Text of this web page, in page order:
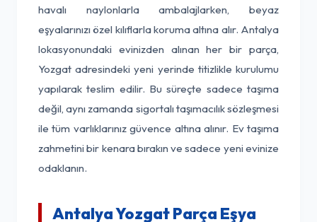
havalı naylonlarla ambalajlarken, beyaz
eşyalarınızı özel kılıflarla koruma altına alır. Antalya
lokasyonundaki evinizden alınan her bir parça,
Yozgat adresindeki yeni yerinde titizlikle kurulumu
yapılarak teslim edilir. Bu süreçte sadece taşıma
değil, aynı zamanda sigortalı taşımacılık sözleşmesi
ile tüm varlıklarınız güvence altına alınır. Ev taşıma
zahmetini bir kenara bırakın ve sadece yeni evinize
odaklanın.
Antalya Yozgat Parça Eşya